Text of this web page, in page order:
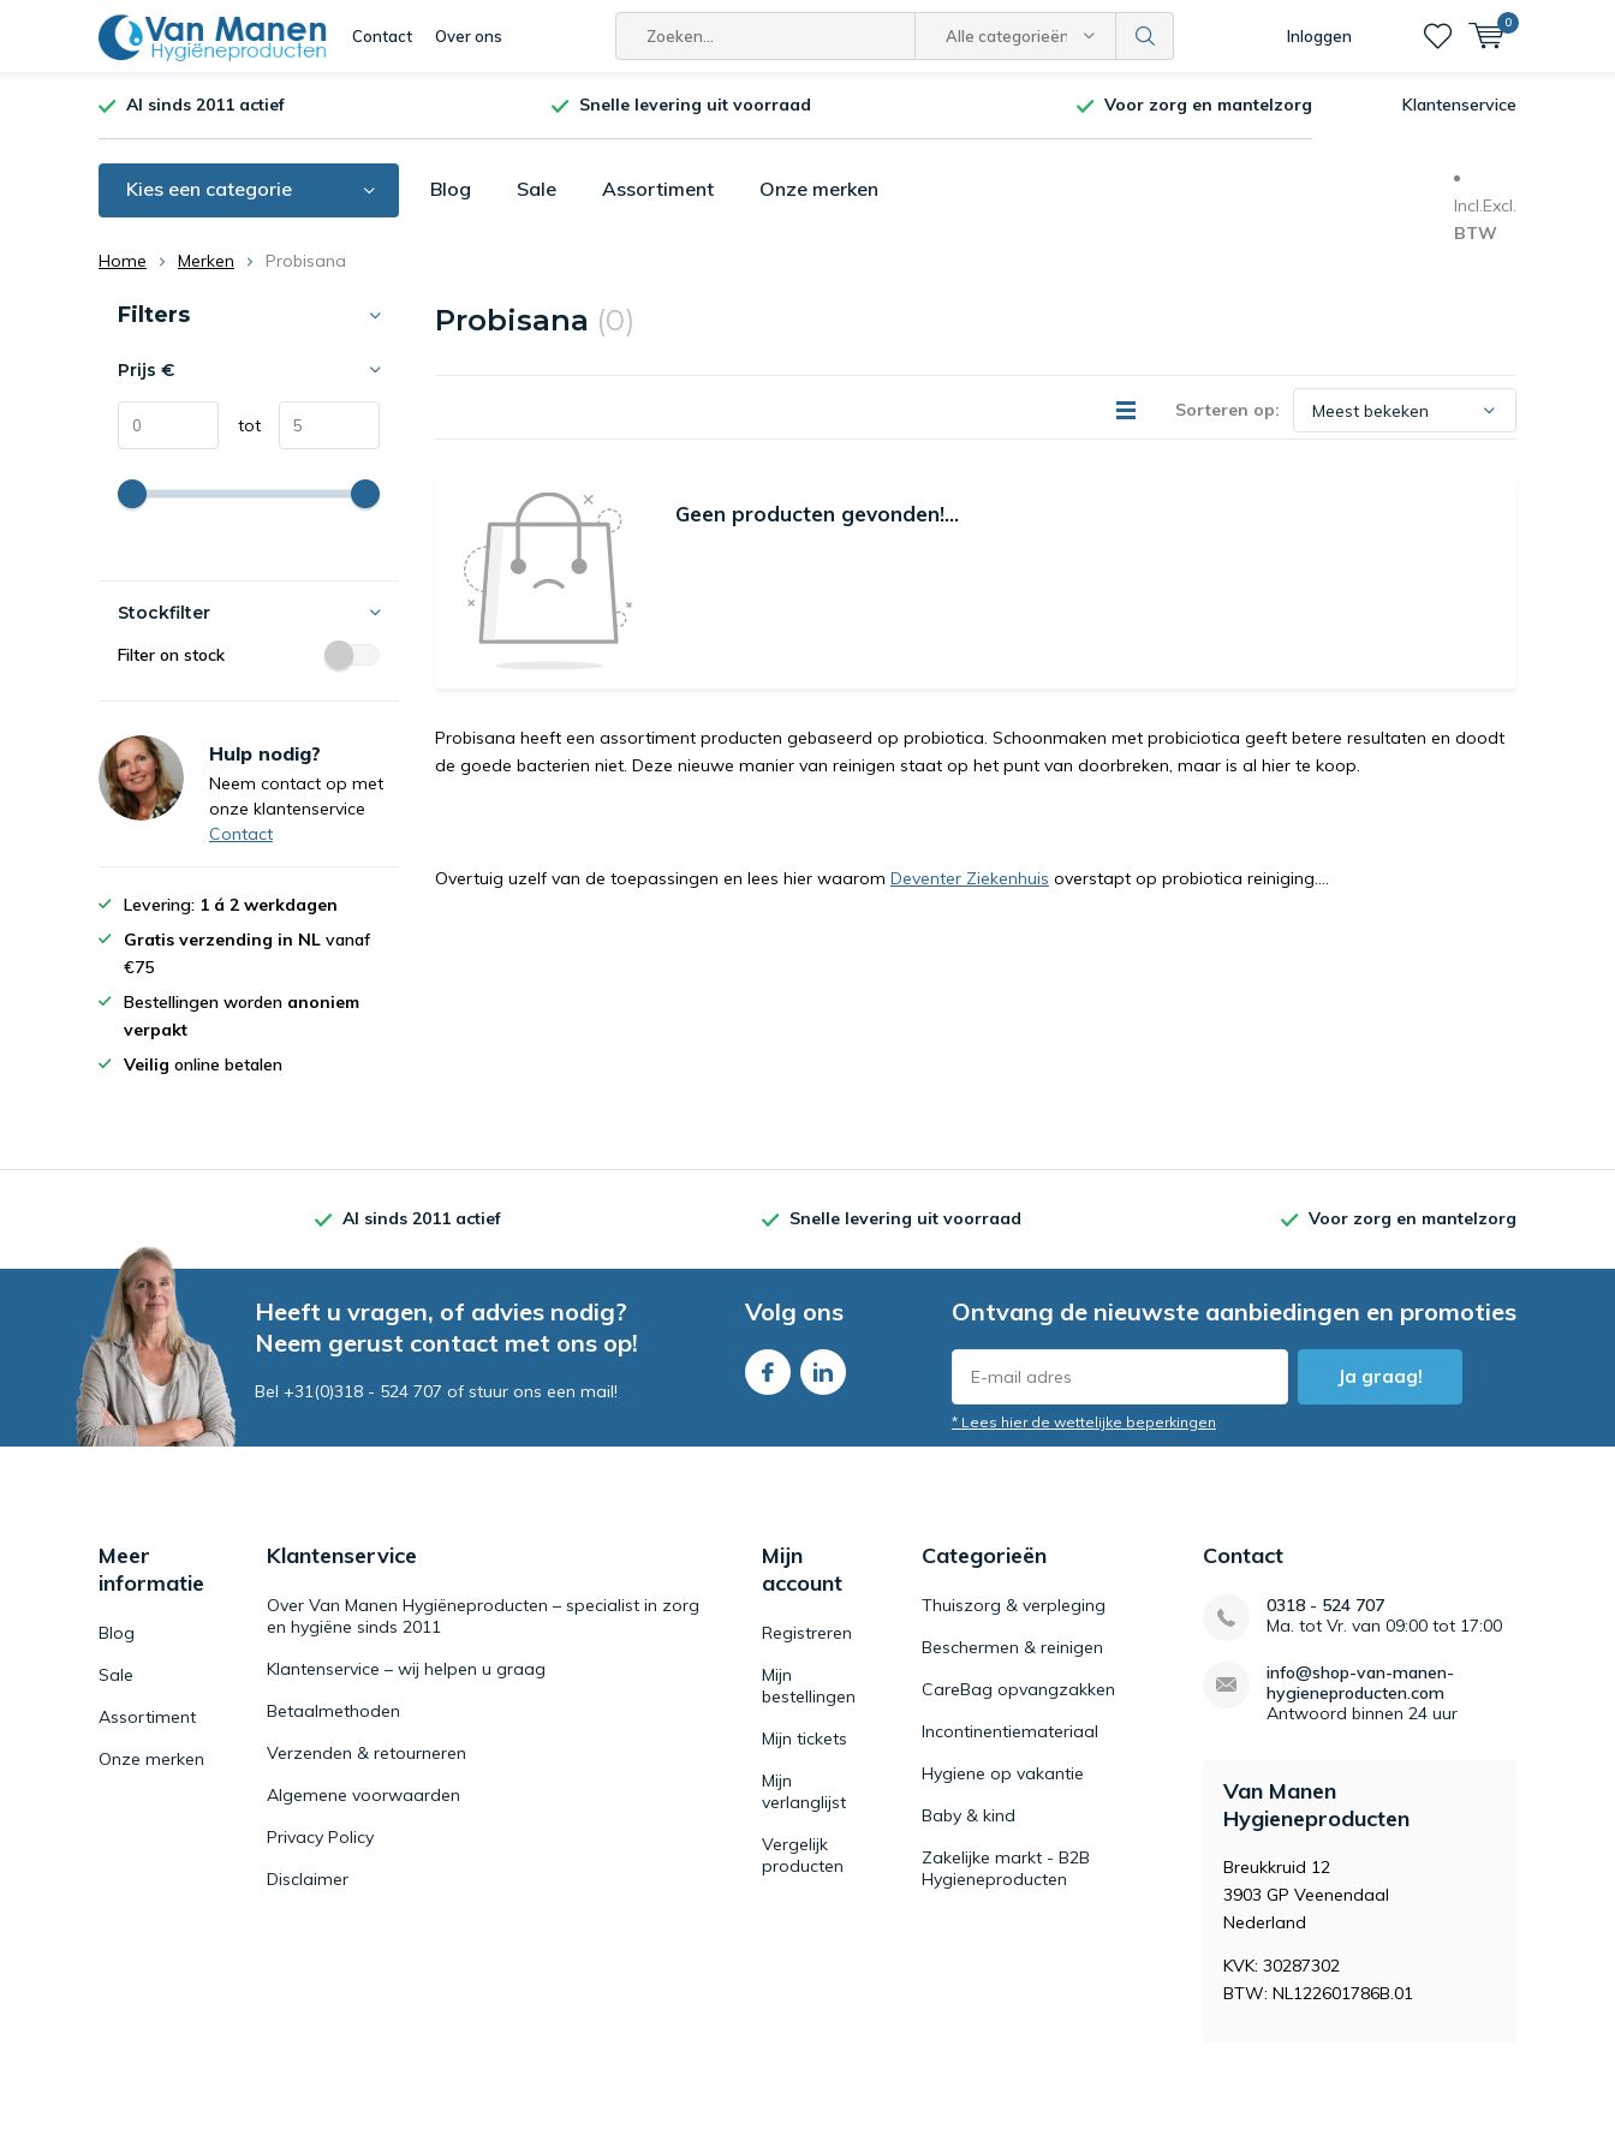
Contact Over ons Alle categorieën Inloggen
0
Al sinds 2011 actief Snelle levering uit voorraad Voor zorg en mantelzorg Klantenservice
Kies een categorie Blog Sale Assortiment Onze merken
Incl. Excl.
BTW
Home
Merken Probisana
Probisana (0)
Sorteren op:
Geen producten gevonden!...
Probisana heeft een assortiment producten gebaseerd op probiotica. Schoonmaken met probiciotica geeft betere resultaten en doodt
de goede bacterien niet. Deze nieuwe manier van reinigen staat op het punt van doorbreken, maar is al hier te koop.
Overtuig uzelf van de toepassingen en lees hier waarom Deventer Ziekenhuis overstapt op probiotica reiniging....
Sorteren op:
Filters
Prijs €
tot
Stockfilter
Filter on stock
Hulp nodig?
Neem contact op met
onze klantenservice
Contact
Levering: 1 á 2 werkdagen
Gratis verzending in NL vanaf
€75
Bestellingen worden anoniem
verpakt
Veilig online betalen
Al sinds 2011 actief Snelle levering uit voorraad Voor zorg en mantelzorg
Heeft u vragen, of advies nodig?
Neem gerust contact met ons op!
Bel +31(0)318 - 524 707 of stuur ons een mail!
Volg ons Ontvang de nieuwste aanbiedingen en promoties
Ja graag!
* Lees hier de wettelijke beperkingen
Meer
informatie
Blog
Sale
Assortiment
Onze merken
Klantenservice
Over Van Manen Hygiëneproducten – specialist in zorg
en hygiëne sinds 2011
Klantenservice – wij helpen u graag
Betaalmethoden
Verzenden & retourneren
Algemene voorwaarden
Privacy Policy
Disclaimer
Mijn
account
Registreren
Mijn
bestellingen
Mijn tickets
Mijn
verlanglijst
Vergelijk
producten
Categorieën
Thuiszorg & verpleging
Beschermen & reinigen
CareBag opvangzakken
Incontinentiemateriaal
Hygiene op vakantie
Baby & kind
Zakelijke markt - B2B
Hygieneproducten
Contact
0318 - 524 707
Ma. tot Vr. van 09:00 tot 17:00
info@shop-van-manen-
hygieneproducten.com
Antwoord binnen 24 uur
Van Manen
Hygieneproducten
Breukkruid 12
3903 GP Veenendaal
Nederland
KVK: 30287302
BTW: NL122601786B.01